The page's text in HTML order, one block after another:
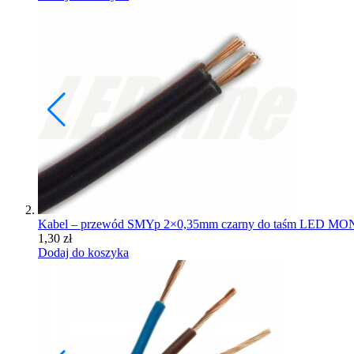
Kabel – przewód SMYp 2×0,35mm czarny do taśm LED
1,30 zł
Dodaj do koszyka